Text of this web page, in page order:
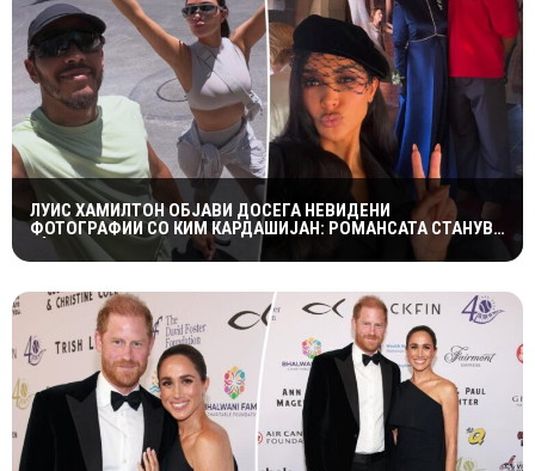
ЛУИС ХАМИЛТОН ОБЈАВИ ДОСЕГА НЕВИДЕНИ
ФОТОГРАФИИ СО КИМ КАРДАШИЈАН: РОМАНСАТА СТАНУВА
СÈ ПОСЕРИОЗНА